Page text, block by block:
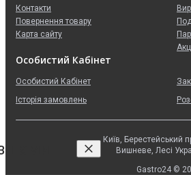
Контакти
Повернення товару
Карта сайту
Особистий Кабінет
Особистий Кабінет
Історія замовлень
Київ, Берестейський
Вишневе, Лесі
Gastro24 ©
нами